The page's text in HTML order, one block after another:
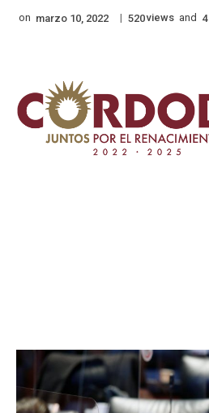
on marzo 10, 2022 | 520views and 4